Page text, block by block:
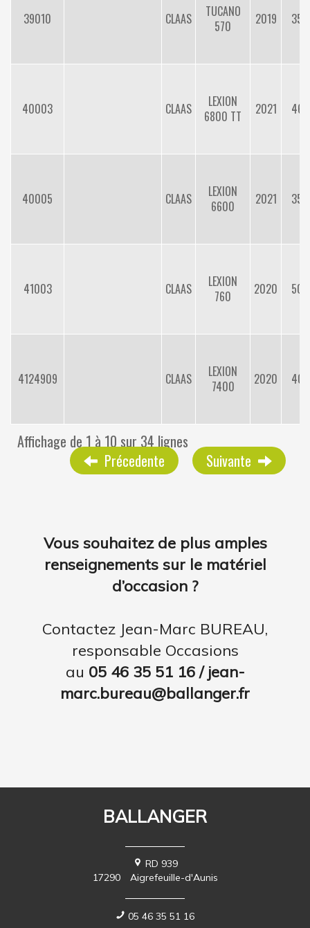
39010 CLAAS
TUCANO
570
2019 354
40003 CLAAS
LEXION
6800 TT
2021 462
40005 CLAAS
LEXION
6600
2021 354
41003 CLAAS
LEXION
760
2020 503
4124909 CLAAS
LEXION
7400
2020 408
Affichage de 1 à 10 sur 34 lignes
Précedente
Suivante
Vous souhaitez de plus amples
renseignements sur le matériel
d’occasion ?
Contactez Jean-Marc BUREAU,
responsable Occasions
au 05 46 35 51 16 / jean-
marc.bureau@ballanger.fr
BALLANGER
RD 939
17290
Aigrefeuille-d'Aunis
05 46 35 51 16